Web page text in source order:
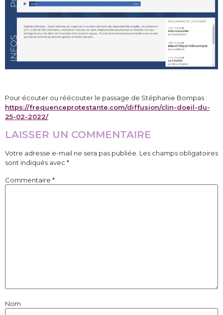
Pour écouter ou réécouter le passage de Stéphanie Bompas :
https://frequenceprotestante.com/diffusion/clin-doeil-du-
25-02-2022/
LAISSER UN COMMENTAIRE
Votre adresse e-mail ne sera pas publiée. Les champs obligatoires
sont indiqués avec *
Commentaire *
Nom